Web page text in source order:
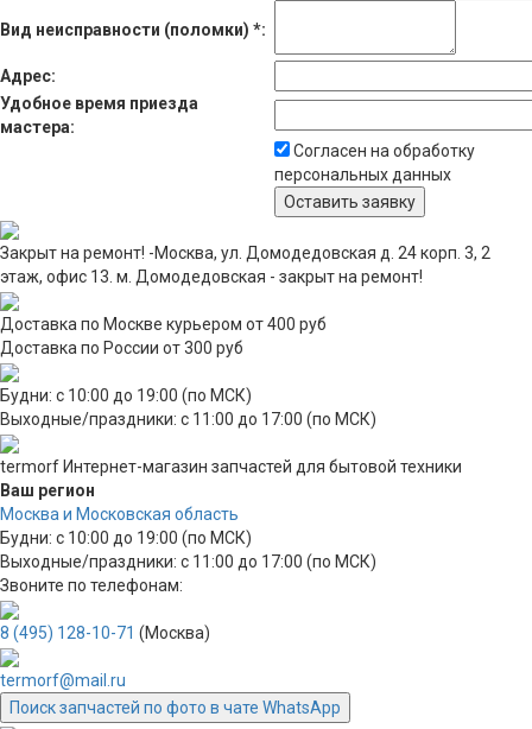
Вид неисправности (поломки) *:
Адрес:
Удобное время приезда
мастера:
Согласен на обработку
персональных данных
Закрыт на ремонт! -Москва, ул. Домодедовская д. 24 корп. 3, 2
этаж, офис 13. м. Домодедовская - закрыт на ремонт!
Доставка по Москве курьером от 400 руб
Доставка по России от 300 руб
Будни: с 10:00 до 19:00 (по МСК)
Выходные/праздники: с 11:00 до 17:00 (по МСК)
termorf Интернет-магазин запчастей для бытовой техники
Ваш регион
Москва и Московская область
Будни: с 10:00 до 19:00 (по МСК)
Выходные/праздники: с 11:00 до 17:00 (по МСК)
Звоните по телефонам:
8 (495) 128-10-71 (Москва)
termorf@mail.ru
Поиск запчастей по фото в чате WhatsApp